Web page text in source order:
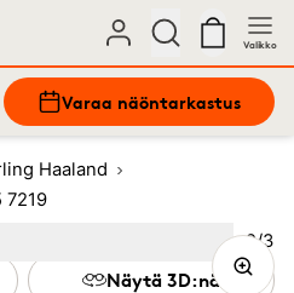
Valikko
Varaa näöntarkastus
Haaland
7219
Näytä 3D:nä
Kuva
2/3
3